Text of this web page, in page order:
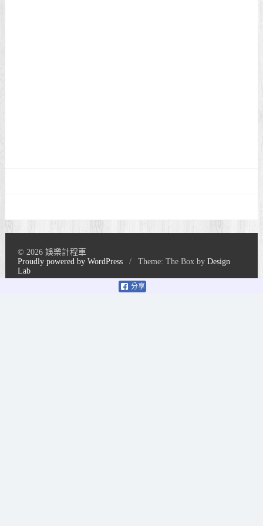
分享
© 2026 娛樂計程車
Proudly powered by WordPress
/ Theme: The Box byDesign
Lab